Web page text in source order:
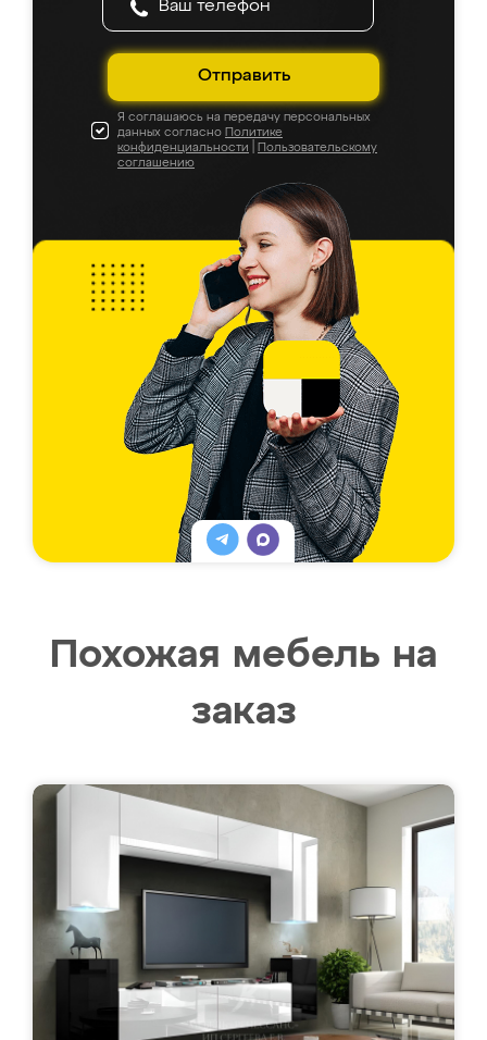
Отправить
Я соглашаюсь на передачу персональных
данных согласно Политике
конфиденциальности
Пользовательскому
соглашению
Похожая мебель на
заказ